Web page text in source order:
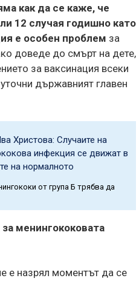
как да се каже, че
12 случая годишно като
е особен проблем за
доведе до смърт на дете,
за ваксинация всеки
държавният главен
Христова: Случаите на
инфекция се движат в
на нормалното
от група Б трябва да
менингококовата
е назрял моментът да се